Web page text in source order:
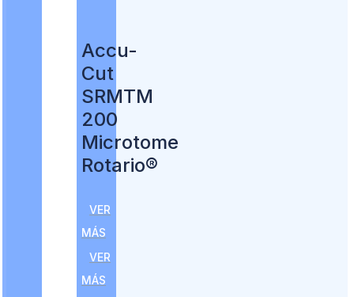
Accu-
Cut
SRMTM
200
Microtome
Rotario®
VER
MÁS
VER
MÁS